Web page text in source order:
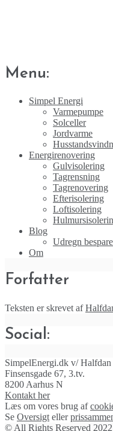
Menu:
Simpel Energi
Varmepumpe
Solceller
Jordvarme
Energirenovering
Gulvisolering
Tagrensning
Tagrenovering
Efterisolering
Loftisolering
Blog
Udregn
Om
Forfatter
Teksten er skrevet af
Social:
SimpelEnergi.dk v/
Finsensgade 67, 3.tv.
8200 Aarhus N
Kontakt her
Læs om vores brug af
Se Oversigt eller
© All Rights Reserved 2022